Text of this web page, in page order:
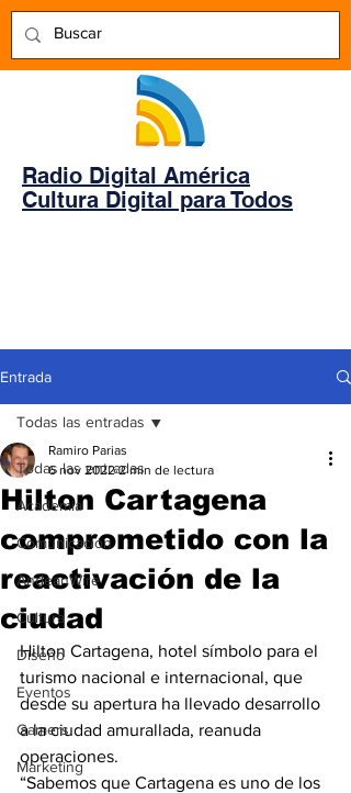
Radio Digital América
Cultura Digital para Todos
Entrada
Todas las entradas
Academia
Comunicación
AndeanWire
Cultura
Diseño
Eventos
Gamers
Marketing
Todas las entradas
Hilton Cartagena
comprometido con la
reactivación de la
ciudad
Ramiro Parias
6 nov 2022 2 min de lectura
Hilton Cartagena, hotel símbolo para el
turismo nacional e internacional, que
desde su apertura ha llevado desarrollo
a la ciudad amurallada, reanuda
operaciones.
“Sabemos que Cartagena es uno de los